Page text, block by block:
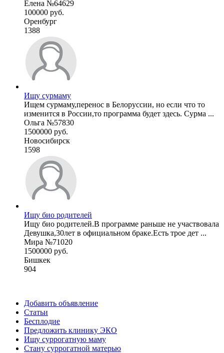
Елена №64629
100000 руб.
Оренбург
1388
Ищу сурмаму
Ищем сурмаму,перенос в Белоруссии, но если что то
изменится в России,то программа будет здесь. Сурма ...
Ольга №57830
1500000 руб.
Новосибирск
1598
Ищу био родителей
Ищу био родителей.В программе раньше не участвовала
Девушка,30лет в официальном браке.Есть трое дет ...
Мира №71020
1500000 руб.
Бишкек
904
Добавить объявление
Статьи
Бесплодие
Предложить клинику ЭКО
Ищу суррогатную маму
Стану суррогатной матерью